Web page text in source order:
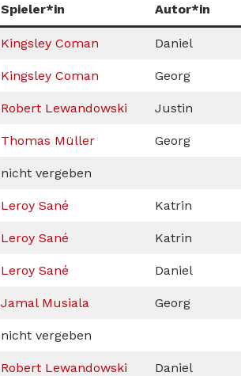
Spieler*in Autor*in
Kingsley Coman Daniel
Kingsley Coman Georg
Robert Lewandowski Justin
Thomas Müller Georg
nicht vergeben
Leroy Sané Katrin
Leroy Sané Katrin
Leroy Sané Daniel
Jamal Musiala Georg
nicht vergeben
Robert Lewandowski Daniel